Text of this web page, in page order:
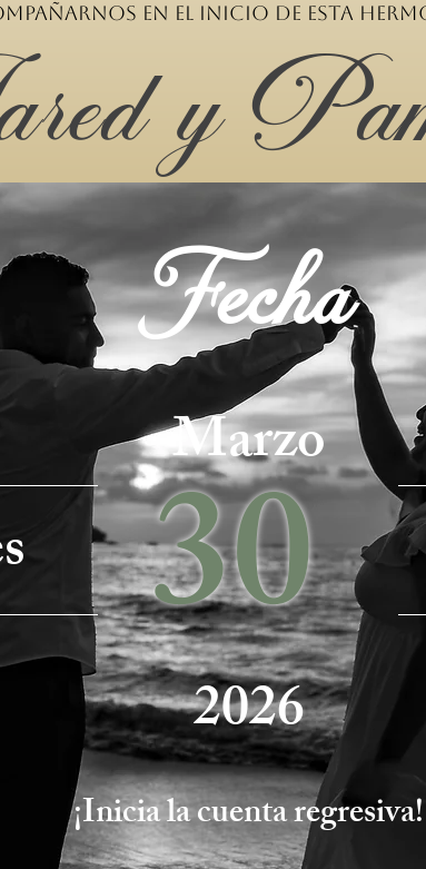
en el inicio de esta
y
Fecha
2026
30
Marzo
¡Inicia la cuenta regresiva!